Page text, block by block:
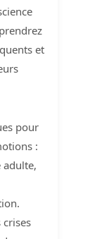
et
pour
:
adulte,
crises